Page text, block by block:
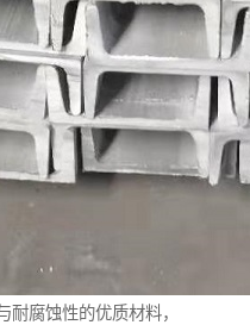
耐腐蚀性的优质材料，